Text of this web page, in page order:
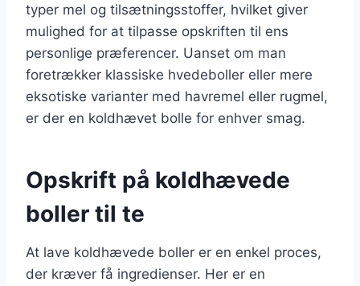
typer mel og tilsætningsstoffer, hvilket giver
mulighed for at tilpasse opskriften til ens
personlige præferencer. Uanset om man
foretrækker klassiske hvedeboller eller mere
eksotiske varianter med havremel eller rugmel,
er der en koldhævet bolle for enhver smag.
Opskrift på koldhævede
boller til te
At lave koldhævede boller er en enkel proces,
der kræver få ingredienser. Her er en